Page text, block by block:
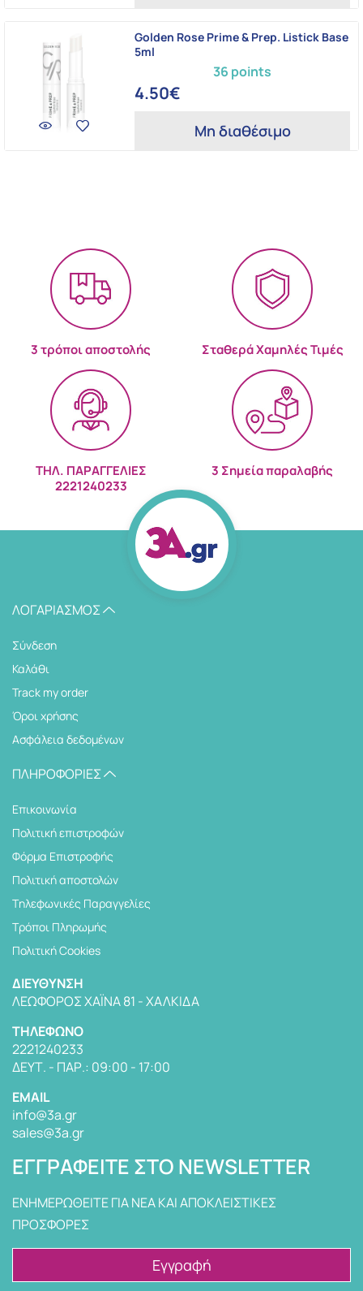
36 points
Golden Rose Prime & Prep. Listick Base
5ml
4.50€
Μη διαθέσιμο
3 τρόποι αποστολής Σταθερά Χαμηλές Τιμές
ΤΗΛ. ΠΑΡΑΓΓΕΛΙΕΣ
2221240233
3 Σημεία παραλαβής
ΛΟΓΑΡΙΑΣΜΌΣ
Σύνδεση
Καλάθι
Track my order
Όροι χρήσης
Ασφάλεια δεδομένων
ΠΛΗΡΟΦΟΡΊΕΣ
Επικοινωνία
Πολιτική επιστροφών
Φόρμα Επιστροφής
Πολιτική αποστολών
Tηλεφωνικές Παραγγελίες
Τρόποι Πληρωμής
Πολιτική Cookies
ΔΙΕΎΘΥΝΣΗ
ΛΕΩΦΌΡΟΣ ΧΑΪΝΆ 81 - ΧΑΛΚΊΔΑ
TΗΛΈΦΩΝΟ
2221240233
ΔΕΥΤ. - ΠΑΡ.: 09:00 - 17:00
EMAIL
info@3a.gr
sales@3a.gr
ΕΓΓΡΑΦΕΊΤΕ ΣΤΟ NEWSLETTER
ΕΝΗΜΕΡΩΘΕΙΤΕ ΓΙΑ ΝΕΑ ΚΑΙ ΑΠΟΚΛΕΙΣΤΙΚΕΣ
ΠΡΟΣΦΟΡΕΣ
Εγγραφή